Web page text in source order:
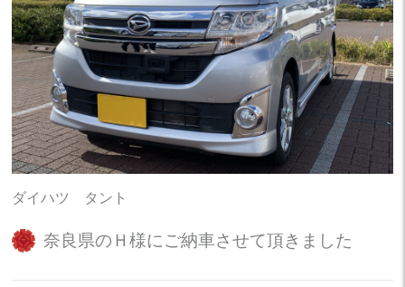
ダイハツ タント
奈良県のＨ様にご納車させて頂きました